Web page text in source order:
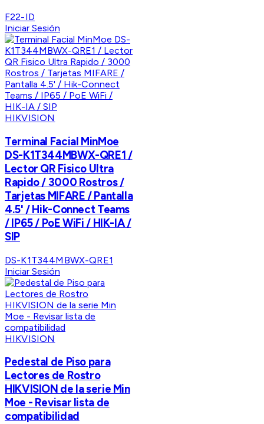
F22-ID
Iniciar Sesión
HIKVISION
Terminal Facial MinMoe
DS-K1T344MBWX-QRE1 /
Lector QR Fisico Ultra
Rapido / 3000 Rostros /
Tarjetas MIFARE / Pantalla
4.5' / Hik-Connect Teams
/ IP65 / PoE WiFi / HIK-IA /
SIP
DS-K1T344MBWX-QRE1
Iniciar Sesión
HIKVISION
Pedestal de Piso para
Lectores de Rostro
HIKVISION de la serie Min
Moe - Revisar lista de
compatibilidad